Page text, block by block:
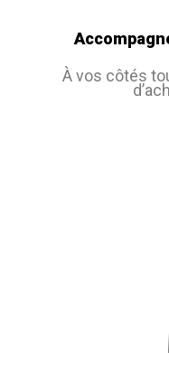
À vos côtés